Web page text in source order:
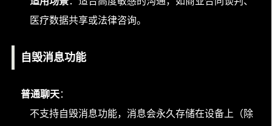
医疗数据共享或法律咨询。
自毁消息功能
普通聊天：
不支持自毁消息功能，消息会永久存储在设备上（除